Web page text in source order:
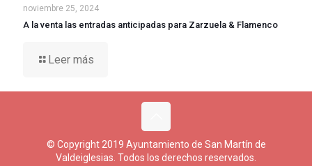
noviembre 25, 2024
A la venta las entradas anticipadas para Zarzuela & Flamenco
Leer más
© Copyright 2019 Ayuntamiento de San Martín de
Valdeiglesias. Todos los derechos reservados.